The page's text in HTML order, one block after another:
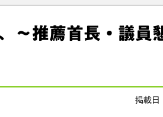
東京NET ログイ
～推薦首長・議員
掲載